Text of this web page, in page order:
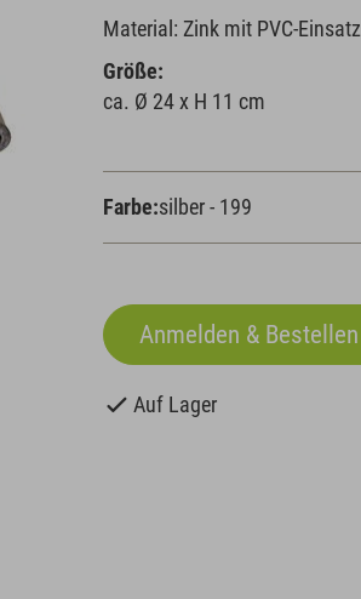
Material: Zink mit PVC-Einsatz
Größe:
ca. Ø 24 x H 11 cm
Farbe:silber - 199
Auf Lager